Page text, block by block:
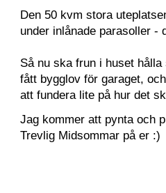
Den 50 kvm stora
under inlånade parasoller -
Så nu ska frun i huset
fått bygglov för garaget,
att fundera lite på hur det
Jag kommer att pynta och
Trevlig Midsommar på er :)